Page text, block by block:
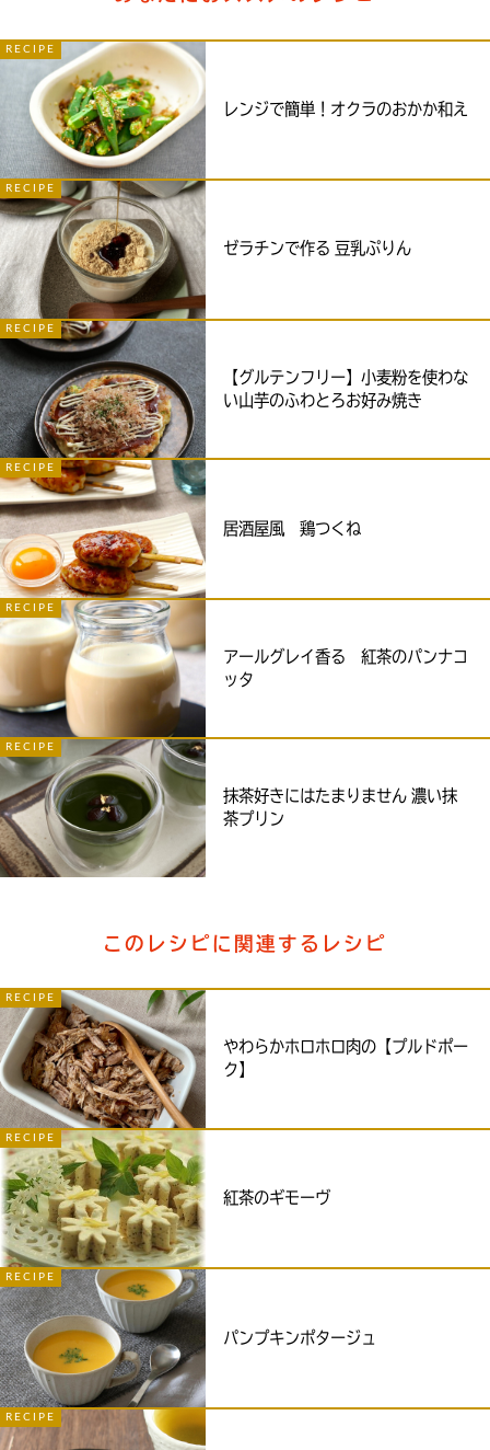
RECIPE
レンジで簡単！オクラのおかか和え
RECIPE
ゼラチンで作る 豆乳ぷりん
RECIPE
【グルテンフリー】小麦粉を使わな
い山芋のふわとろお好み焼き
RECIPE
居酒屋風 鶏つくね
RECIPE
アールグレイ香る 紅茶のパンナコ
ッタ
RECIPE
抹茶好きにはたまりません 濃い抹
茶プリン
このレシピに関連するレシピ
RECIPE
やわらかホロホロ肉の【プルドポー
ク】
RECIPE
紅茶のギモーヴ
RECIPE
パンプキンポタージュ
RECIPE